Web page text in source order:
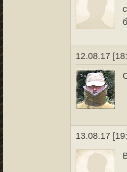
12.08.17
13.08.17